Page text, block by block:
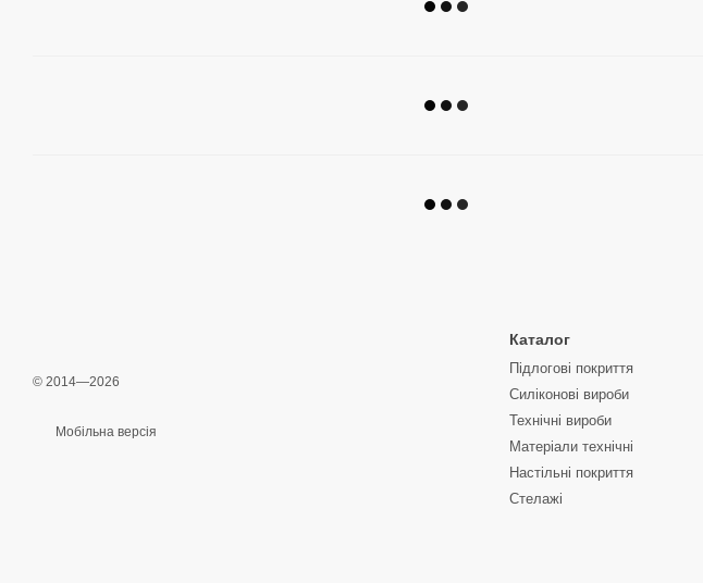
© 2014—2026
Мобільна версія
Каталог
Підлогові покриття
Силіконові вироби
Технічні вироби
Матеріали технічні
Настільні покриття
Стелажі